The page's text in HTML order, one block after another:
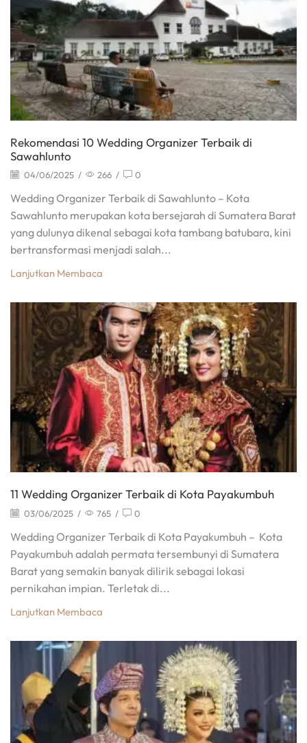
Rekomendasi 10 Wedding Organizer Terbaik di
Sawahlunto
04/06/2025 / 266 / 0
Wedding Organizer Terbaik di Sawahlunto – Kota
Sawahlunto merupakan kota bersejarah di Sumatera Barat
yang dulunya dikenal sebagai kota tambang batubara, kini
bertransformasi menjadi salah...
Lanjutkan Membaca
11 Wedding Organizer Terbaik di Kota Payakumbuh
03/06/2025 / 765 / 0
Wedding Organizer Terbaik di Kota Payakumbuh – Kota
Payakumbuh adalah permata tersembunyi di Sumatera
Barat yang semakin banyak dilirik sebagai lokasi
pernikahan impian. Terletak di...
Lanjutkan Membaca